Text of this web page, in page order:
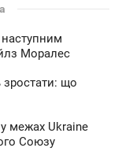
Моралес
що
межах Ukraine
Союзу